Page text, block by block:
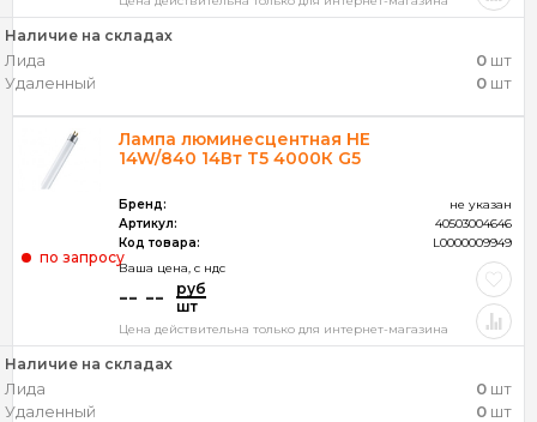
Наличие на складах
Лида 0 шт
Удаленный
0 шт
Лампа люминесцентная HE
14W/840 14Вт Т5 4000К G5
Бренд:
не указан
Артикул:
40503004646
Код товара:
L0000009949
Ваша цена, c ндс
-- --
руб
шт
по запросу
Цена действительна только для интернет-магазина
Наличие на складах
Лида 0 шт
Удаленный
0 шт